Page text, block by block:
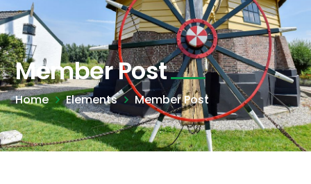
Member Post
Home Elements Member Post